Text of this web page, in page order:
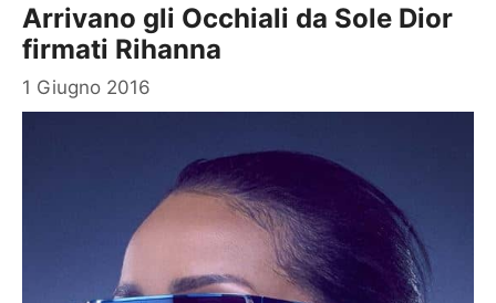
Arrivano gli Occhiali da Sole Dior
firmati Rihanna
1 Giugno 2016